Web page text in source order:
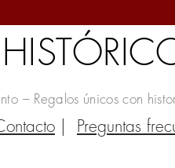
– Regalos únicos con
| Preguntas